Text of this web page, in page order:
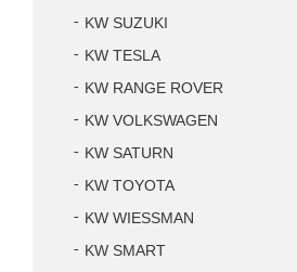
KW SUZUKI
KW TESLA
KW RANGE ROVER
KW VOLKSWAGEN
KW SATURN
KW TOYOTA
KW WIESSMAN
KW SMART